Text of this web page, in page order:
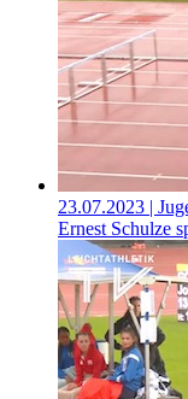
23.07.2023 |
Ernest Schulze